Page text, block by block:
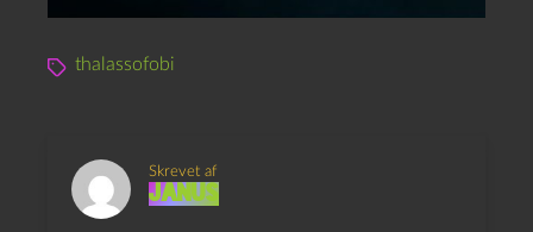
thalassofobi
Skrevet af
Janus